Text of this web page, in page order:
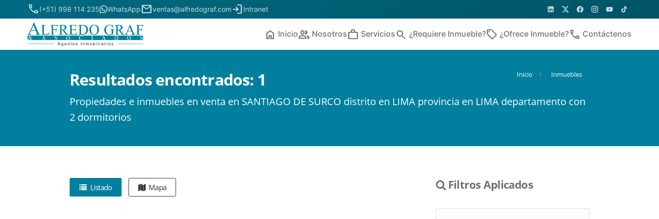
phone(+51) 998 114 235 WhatsAppmailventas@alfredograf.com loginIntranet
home Iniciopeople Nosotroswork Servicios search ¿Requiere Inmueble?sell ¿Ofrece Inmueble?phone Contáctenos
Resultados encontrados: 1 Inicio Inmuebles
Propiedades e inmuebles en venta en SANTIAGO DE SURCO distrito en LIMA provincia en LIMA departamento con
2 dormitorios
Listado Mapa Filtros Aplicados